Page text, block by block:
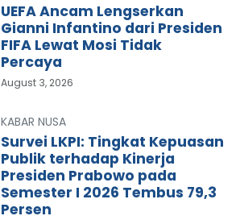
UEFA Ancam Lengserkan
Gianni Infantino dari Presiden
FIFA Lewat Mosi Tidak
Percaya
August 3, 2026
KABAR NUSA
Survei LKPI: Tingkat Kepuasan
Publik terhadap Kinerja
Presiden Prabowo pada
Semester I 2026 Tembus 79,3
Persen